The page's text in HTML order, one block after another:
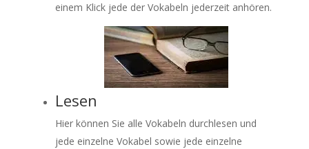
einem Klick jede der Vokabeln jederzeit anhören.
Lesen
Hier können Sie alle Vokabeln durchlesen und
jede einzelne Vokabel sowie jede einzelne